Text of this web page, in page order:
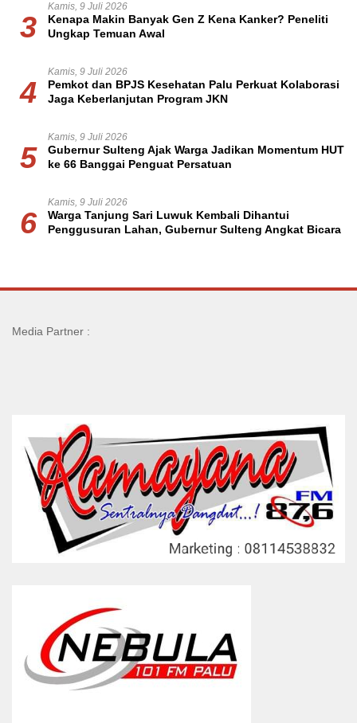
3
Kamis, 9 Juli 2026
Kenapa Makin Banyak Gen Z Kena Kanker? Peneliti
Ungkap Temuan Awal
4
Kamis, 9 Juli 2026
Pemkot dan BPJS Kesehatan Palu Perkuat Kolaborasi
Jaga Keberlanjutan Program JKN
5
Kamis, 9 Juli 2026
Gubernur Sulteng Ajak Warga Jadikan Momentum HUT
ke 66 Banggai Penguat Persatuan
6
Kamis, 9 Juli 2026
Warga Tanjung Sari Luwuk Kembali Dihantui
Penggusuran Lahan, Gubernur Sulteng Angkat Bicara
Media Partner :